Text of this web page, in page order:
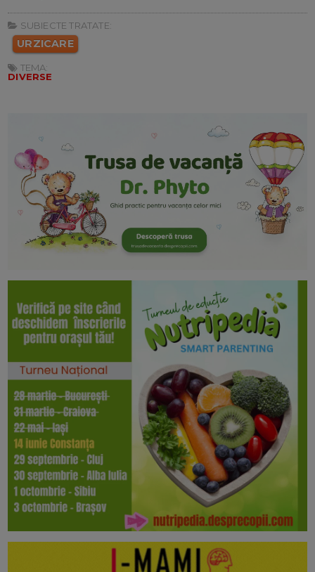
SUBIECTE TRATATE:
URZICARE
TEMA:
DIVERSE